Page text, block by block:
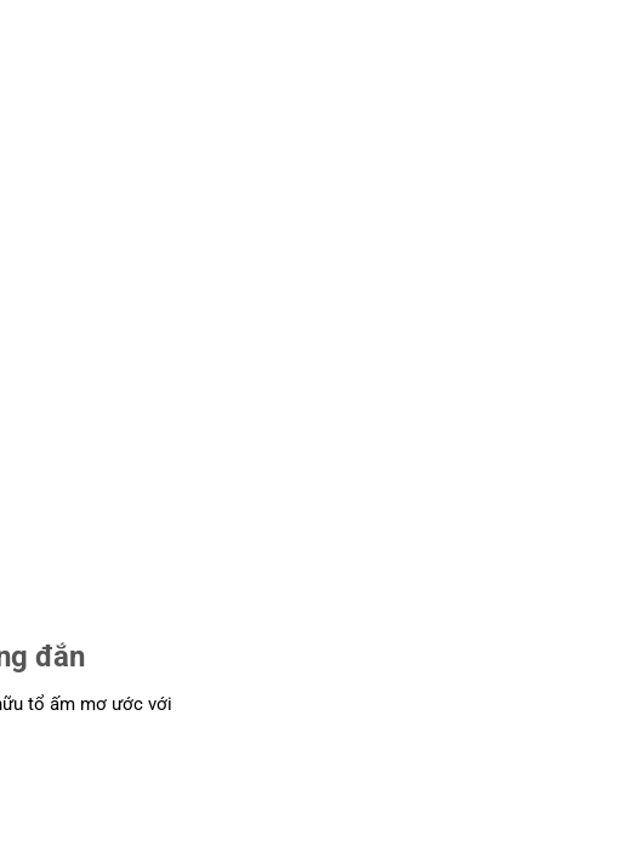
đắn
tổ ấm mơ ước với